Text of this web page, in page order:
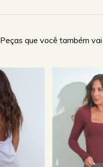
Peças que você também vai